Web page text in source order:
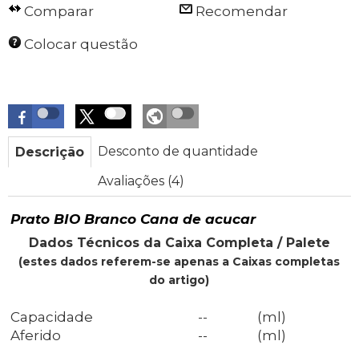
Comparar Recomendar
Colocar questão
Descrição
Desconto de quantidade
Avaliações (4)
Prato BIO Branco Cana de acucar
Dados Técnicos da Caixa Completa / Palete
(estes dados referem-se apenas a Caixas completas
do artigo)
Capacidade --
(ml)
Aferido
--
(ml)